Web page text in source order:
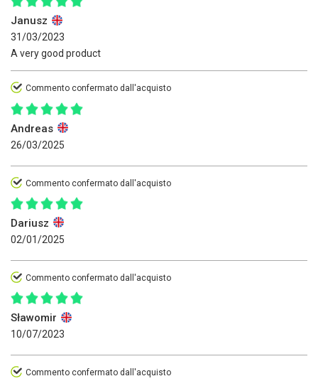
Janusz
31/03/2023
A very good product
Commento confermato dall'acquisto
Andreas
26/03/2025
Commento confermato dall'acquisto
Dariusz
02/01/2025
Commento confermato dall'acquisto
Sławomir
10/07/2023
Commento confermato dall'acquisto